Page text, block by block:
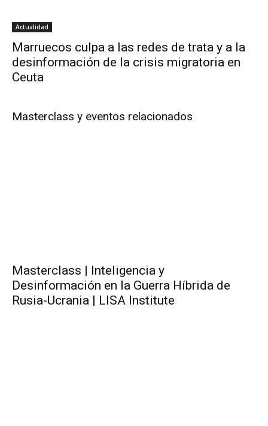
Actualidad
Marruecos culpa a las redes de trata y a la
desinformación de la crisis migratoria en
Ceuta
Masterclass y eventos relacionados
Masterclass | Inteligencia y
Desinformación en la Guerra Híbrida de
Rusia-Ucrania | LISA Institute